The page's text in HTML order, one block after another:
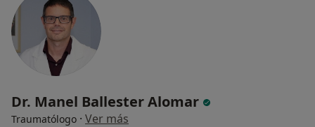
Dr. Manel Ballester Alomar
Traumatólogo · Ver más